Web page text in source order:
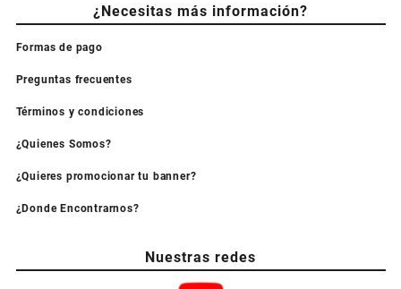
¿Necesitas más información?
Formas de pago
Preguntas frecuentes
Términos y condiciones
¿Quienes Somos?
¿Quieres promocionar tu banner?
¿Donde Encontrarnos?
Nuestras redes